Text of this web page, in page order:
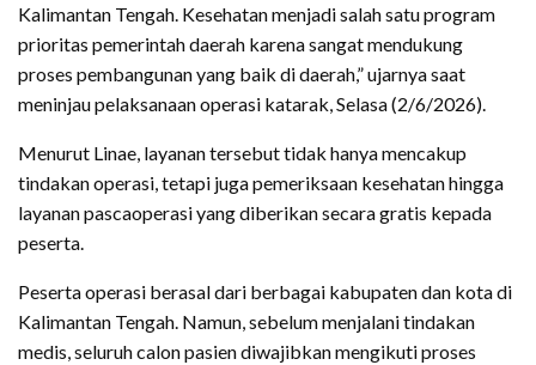
Kalimantan Tengah. Kesehatan menjadi salah satu program
prioritas pemerintah daerah karena sangat mendukung
proses pembangunan yang baik di daerah,” ujarnya saat
meninjau pelaksanaan operasi katarak, Selasa (2/6/2026).
Menurut Linae, layanan tersebut tidak hanya mencakup
tindakan operasi, tetapi juga pemeriksaan kesehatan hingga
layanan pascaoperasi yang diberikan secara gratis kepada
peserta.
Peserta operasi berasal dari berbagai kabupaten dan kota di
Kalimantan Tengah. Namun, sebelum menjalani tindakan
medis, seluruh calon pasien diwajibkan mengikuti proses